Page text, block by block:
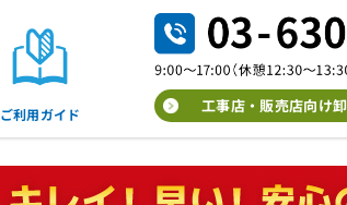
ご利用ガイド 工事店・販売店向け